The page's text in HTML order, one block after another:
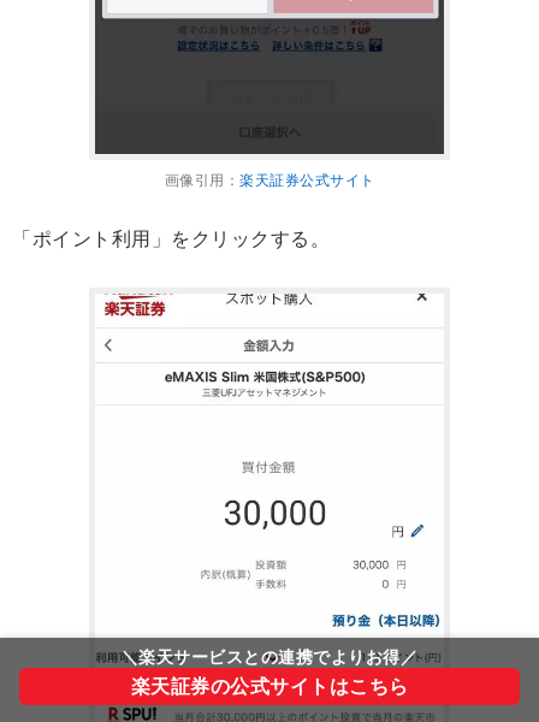
＼楽天サービスとの連携でよりお得／
楽天証券の公式サイトはこちら
画像引用： 楽天証券公式サイト
「ポイント利用」をクリックする。